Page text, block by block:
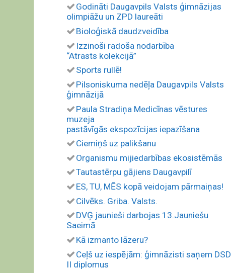
Godināti Daugavpils Valsts ģimnāzijas
olimpiāžu un ZPD laureāti
Bioloģiskā daudzveidība
Izzinoši radoša nodarbība
“Atrasts kolekcijā”
Sports rullē!
Pilsoniskuma nedēļa Daugavpils Valsts
ģimnāzijā
Paula Stradiņa Medicīnas vēstures
muzeja
pastāvīgās ekspozīcijas iepazīšana
Ciemiņš uz palikšanu
Organismu mijiedarbības ekosistēmās
Tautastērpu gājiens Daugavpilī
ES, TU, MĒS kopā veidojam pārmaiņas!
Cilvēks. Griba. Valsts.
DVĢ jaunieši darbojas 13.Jauniešu
Saeimā
Kā izmanto lāzeru?
Ceļš uz iespējām: ģimnāzisti saņem DSD
II diplomus